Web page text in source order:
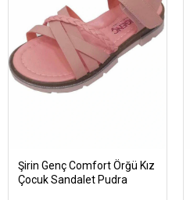
Şirin Genç Comfort Örğü Kız
Çocuk Sandalet Pudra